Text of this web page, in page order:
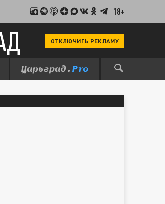
18+
ОТКЛЮЧИТЬ РЕКЛАМУ